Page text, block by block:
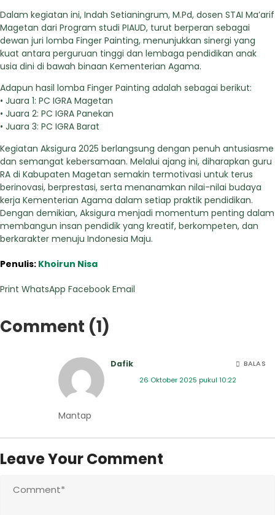
Dalam kegiatan ini, Indah Setianingrum, M.Pd, dosen STAI Ma’arif
Magetan dari Program studi PIAUD, turut berperan sebagai
dewan juri lomba Finger Painting, menunjukkan sinergi yang
kuat antara perguruan tinggi dan lembaga pendidikan anak
usia dini di bawah binaan Kementerian Agama.
Adapun hasil lomba Finger Painting adalah sebagai berikut:
• Juara 1: PC IGRA Magetan
• Juara 2: PC IGRA Panekan
• Juara 3: PC IGRA Barat
Kegiatan Aksigura 2025 berlangsung dengan penuh antusiasme
dan semangat kebersamaan. Melalui ajang ini, diharapkan guru
RA di Kabupaten Magetan semakin termotivasi untuk terus
berinovasi, berprestasi, serta menanamkan nilai-nilai budaya
kerja Kementerian Agama dalam setiap praktik pendidikan.
Dengan demikian, Aksigura menjadi momentum penting dalam
membangun insan pendidik yang kreatif, berkompeten, dan
berkarakter menuju Indonesia Maju.
Penulis: Khoirun Nisa
Print WhatsApp Facebook Email
Comment (1)
Dafik
26 Oktober 2025 pukul 10:22
Mantap
BALAS
Leave Your Comment